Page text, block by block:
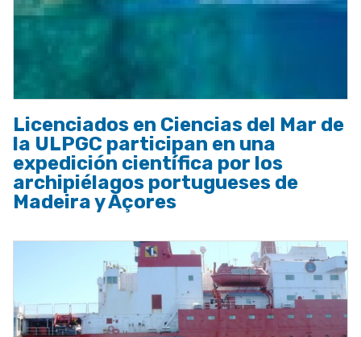
Licenciados en Ciencias del Mar de
la ULPGC participan en una
expedición científica por los
archipiélagos portugueses de
Madeira y Açores